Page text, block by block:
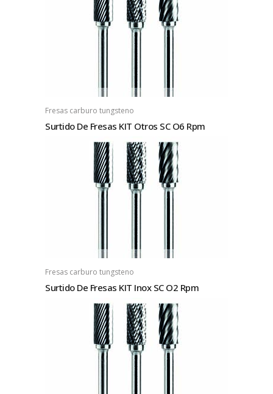
Fresas carburo tungsteno
Surtido De Fresas KIT Otros SC O6 Rpm
Fresas carburo tungsteno
Surtido De Fresas KIT Inox SC O2 Rpm